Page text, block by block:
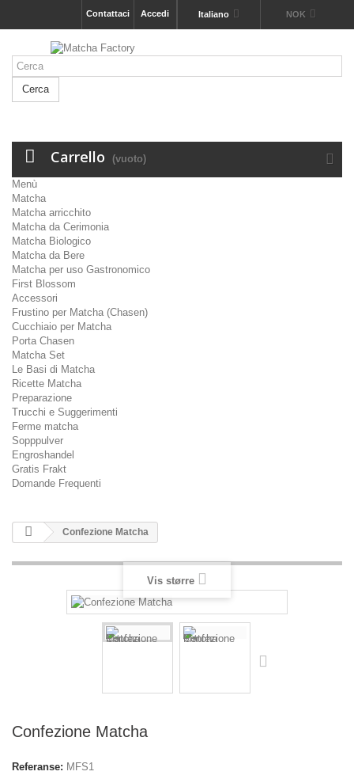
NOK
Italiano
Accedi
Contattaci
Cerca
Carrello (vuoto)
Menù
Matcha
Matcha arricchito
Matcha da Cerimonia
Matcha Biologico
Matcha da Bere
Matcha per uso Gastronomico
First Blossom
Accessori
Frustino per Matcha (Chasen)
Cucchiaio per Matcha
Porta Chasen
Matcha Set
Le Basi di Matcha
Ricette Matcha
Preparazione
Trucchi e Suggerimenti
Ferme matcha
Sopppulver
Engroshandel
Gratis Frakt
Domande Frequenti
Confezione Matcha
Vis større
Confezione Matcha
Referanse: MFS1